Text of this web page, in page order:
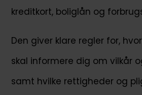
kreditkort, boliglån og
Den giver klare regler for,
skal informere dig om vilkår
samt hvilke rettigheder og